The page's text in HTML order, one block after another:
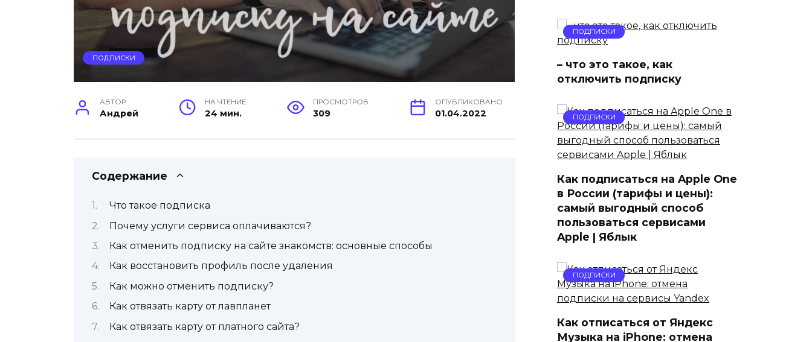
ПОДПИСКИ
АВТОР
Андрей
НА ЧТЕНИЕ
24 мин.
ПРОСМОТРОВ
309
ОПУБЛИКОВАНО
01.04.2022
Содержание
Что такое подписка
Почему услуги сервиса оплачиваются?
Как отменить подписку на сайте знакомств: основные способы
Как восстановить профиль после удаления
Как можно отменить подписку?
Как отвязать карту от лавпланет
Как отвязать карту от платного сайта?
ПОДПИСКИ
– что это такое, как
отключить подписку
ПОДПИСКИ
Как подписаться на Apple One
в России (тарифы и цены):
самый выгодный способ
пользоваться сервисами
Apple | Яблык
ПОДПИСКИ
Как отписаться от Яндекс
Музыка на iPhone: отмена